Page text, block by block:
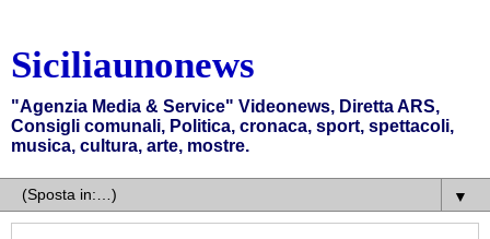
Siciliaunonews
"Agenzia Media & Service" Videonews, Diretta ARS,
Consigli comunali, Politica, cronaca, sport, spettacoli,
musica, cultura, arte, mostre.
▼